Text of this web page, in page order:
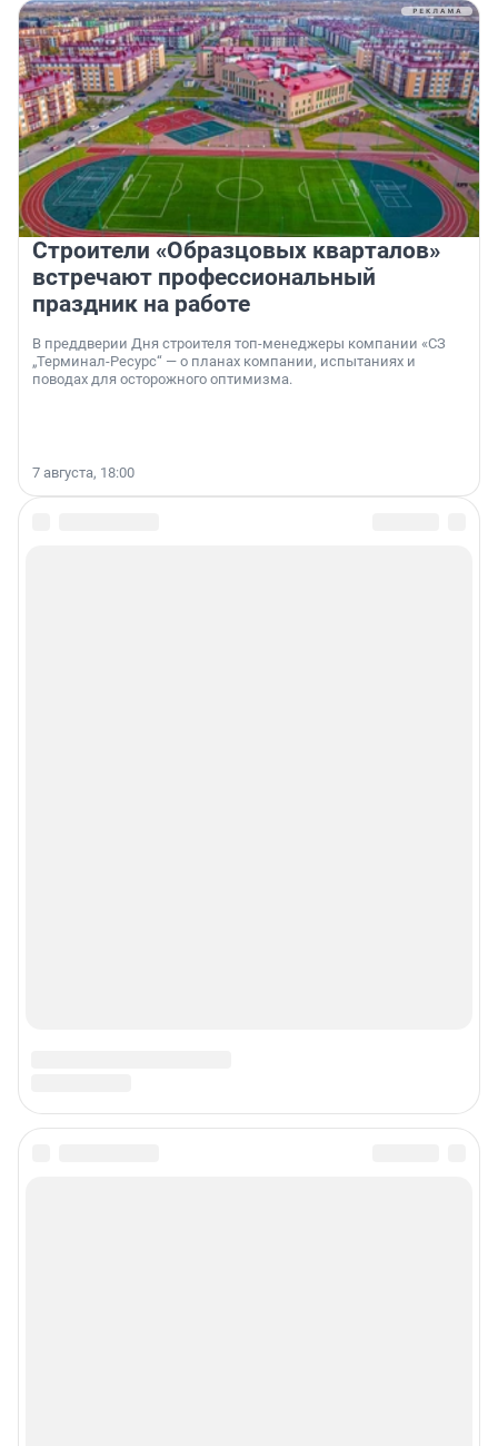
Строители «Образцовых кварталов»
встречают профессиональный
праздник на работе
В преддверии Дня строителя топ-менеджеры компании «СЗ
„Терминал-Ресурс“ — о планах компании, испытаниях и
поводах для осторожного оптимизма.
7 августа, 18:00